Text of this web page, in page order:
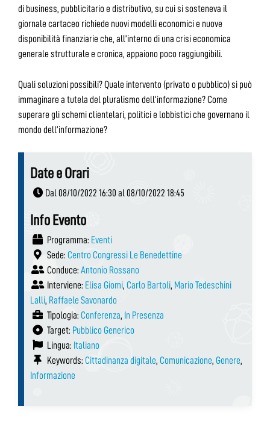
di business, pubblicitario e distributivo, su cui si sosteneva il
giornale cartaceo richiede nuovi modelli economici e nuove
disponibilità finanziarie che, all’interno di una crisi economica
generale strutturale e cronica, appaiono poco raggiungibili.
Quali soluzioni possibili? Quale intervento (privato o pubblico) si può
immaginare a tutela del pluralismo dell’informazione? Come
superare gli schemi clientelari, politici e lobbistici che governano il
mondo dell’informazione?
Date e Orari
Dal 08/10/2022 16:30 al 08/10/2022 18:45
Info Evento
Programma: Eventi
Sede: Centro Congressi Le Benedettine
Conduce: Antonio Rossano
Interviene: Elisa Giomi, Carlo Bartoli, Mario Tedeschini
Lalli, Raffaele Savonardo
Tipologia: Conferenza, In Presenza
Target: Pubblico Generico
Lingua: Italiano
Keywords: Cittadinanza digitale, Comunicazione, Genere,
Informazione